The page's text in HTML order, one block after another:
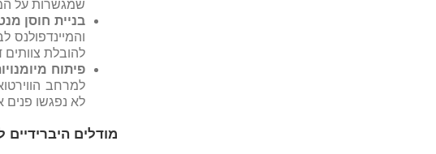
שמגשרות על
בניית חוסן
והמיינדפולנס
להובלת
פיתוח
למרחב
לא נפגשו פנים
מודלים